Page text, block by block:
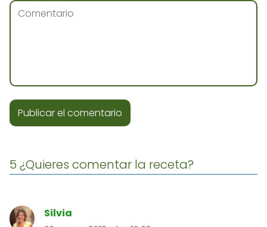
5 ¿Quieres comentar la receta?
Silvia